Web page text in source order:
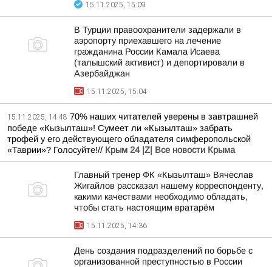
15.11.2025, 15:09
В Турции правоохранители задержали в
аэропорту приехавшего на лечение
гражданина России Камала Исаева
(талышский активист) и депортировали в
Азербайджан
15.11.2025, 15:04
15.11.2025, 14:48 70% наших читателей уверены в завтрашней
победе «Кызылташ»! Сумеет ли «Кызылташ» забрать
трофей у его действующего обладателя симферопольской
«Таврии»? Голосуйте!// Крым 24 |Z| Все новости Крыма
Главный тренер ФК «Кызылташ» Вячеслав
Жигайлов рассказал нашему корреспонденту,
какими качествами необходимо обладать,
чтобы стать настоящим вратарём
15.11.2025, 14:36
День создания подразделений по борьбе с
организованной преступностью в России